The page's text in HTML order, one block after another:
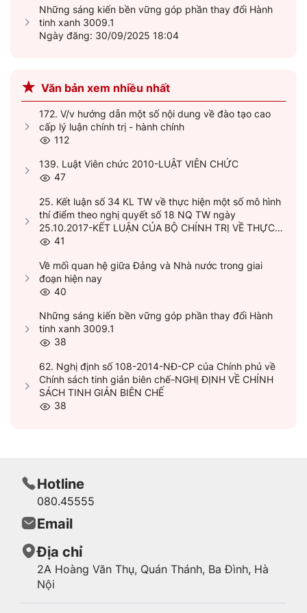
Những sáng kiến bền vững góp phần thay đổi Hành
tinh xanh 3009.1
Ngày đăng: 30/09/2025 18:04
Văn bản xem nhiều nhất
172. V/v hướng dẫn một số nội dung về đào tạo cao
cấp lý luận chính trị - hành chính
112
139. Luật Viên chức 2010-LUẬT VIÊN CHỨC
47
25. Kết luận số 34 KL TW về thực hiện một số mô hình
thí điểm theo nghị quyết số 18 NQ TW ngày
25.10.2017-KẾT LUẬN CỦA BỘ CHÍNH TRỊ VỀ THỰC
HIỆN MỘT SỐ MÔ HÌNH THÍ ĐIỂM THEO NGHỊ QUYẾT
HÀNH TRUNG ƯƠNG KHÓA XII MỘT SỐ VẤN ĐỀ VỀ
TIẾP TỤC ĐỔI MỚI, SẮP XẾP TỔ CHỨC BỘ MÁY CỦA
HỆ THỐNG CHÍNH TRỊ TINH GỌN, HOẠT ĐỘNG HIỆU
41
Về mối quan hệ giữa Đảng và Nhà nước trong giai
đoạn hiện nay
40
Những sáng kiến bền vững góp phần thay đổi Hành
tinh xanh 3009.1
38
62. Nghị định số 108-2014-NĐ-CP của Chính phủ về
Chính sách tinh giản biên chế-NGHỊ ĐỊNH VỀ CHÍNH
SÁCH TINH GIẢN BIÊN CHẾ
38
Hotline
080.45555
Email
Địa chỉ
2A Hoàng Văn Thụ, Quán Thánh, Ba Đình, Hà
Nội